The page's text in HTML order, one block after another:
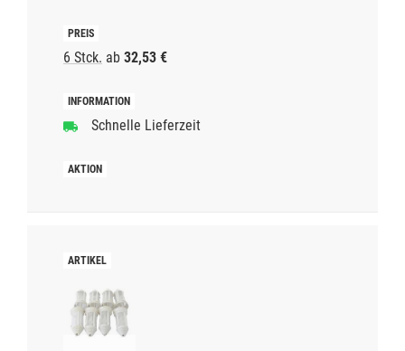
6 Stck. ab 32,53 €
Schnelle Lieferzeit